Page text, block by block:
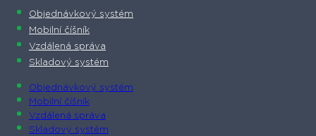
Objednávkový systém
Mobilní číšník
Vzdálená správa
Skladový systém
Objednávkový systém
Mobilní číšník
Vzdálená správa
Skladový systém